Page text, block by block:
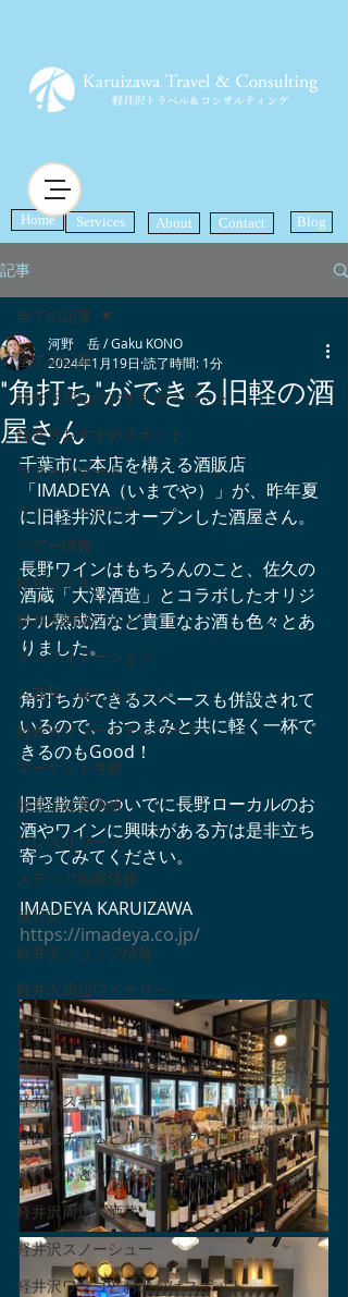
Home Services About Contact Blog
記事
全ての記事
軽井沢周辺のおすすめスポット
軽井沢おすすめスポット
ツアーレポート
イベントレポート
ツアー情報
軽井沢グルメ
軽井沢周辺グルメ
インフォメーション
お花見（桜）スポット
軽井沢リゾートテレワーク
マーケット考察
軽井沢紅葉情報
プレスリリース
メディア掲載情報
旅行記
軽井沢ショップ情報
軽井沢周辺ワイナリー
宿泊施設
軽井沢オフサイトミーティング
軽井沢スキー
軽井沢チームビルディング
イベント＆プロジェクト情報
軽井沢周辺の酒蔵
軽井沢スノーシュー
軽井沢ワンコとお出かけスポット
全ての記事
"角打ち"ができる旧軽の酒
屋さん
河野 岳 / Gaku KONO
2024年1月19日 読了時間: 1分
千葉市に本店を構える酒販店
「IMADEYA（いまでや）」が、昨年夏
に旧軽井沢にオープンした酒屋さん。
長野ワインはもちろんのこと、佐久の
酒蔵「大澤酒造」とコラボしたオリジ
ナル熟成酒など貴重なお酒も色々とあ
りました。
角打ちができるスペースも併設されて
いるので、おつまみと共に軽く一杯で
きるのもGood！
旧軽散策のついでに長野ローカルのお
酒やワインに興味がある方は是非立ち
寄ってみてください。
IMADEYA KARUIZAWA
https://imadeya.co.jp/